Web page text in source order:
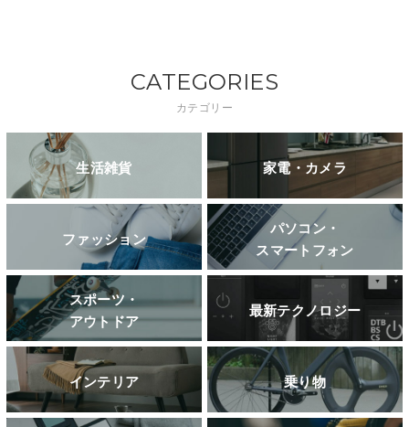
CATEGORIES
カテゴリー
生活雑貨 家電・カメラ
ファッション
パソコン・
スマートフォン
スポーツ・
アウトドア
最新テクノロジー
インテリア 乗り物